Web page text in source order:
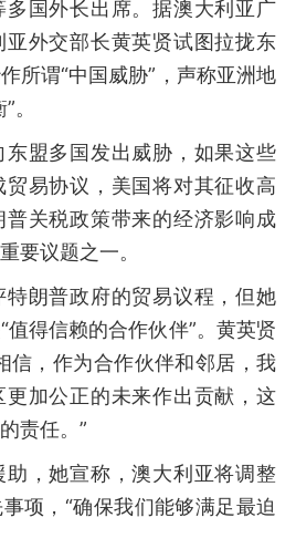
多国外长出席。据澳大利亚广
外交部长黄英贤试图拉拢东
所谓“中国威胁”，声称亚洲地
。
盟多国发出威胁，如果这些
易协议，美国将对其征收高
关税政策带来的经济影响成
要议题之一。
朗普政府的贸易议程，但她
值得信赖的合作伙伴”。黄英贤
信，作为合作伙伴和邻居，我
加公正的未来作出贡献，这
责任。”
，她宣称，澳大利亚将调整
项，“确保我们能够满足最迫